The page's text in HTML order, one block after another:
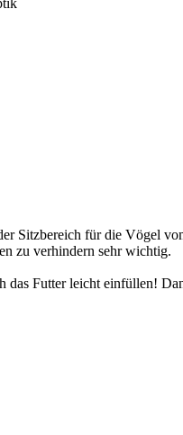
Sitzbereich für die Vögel
zu verhindern sehr wichtig.
das Futter leicht einfüllen!